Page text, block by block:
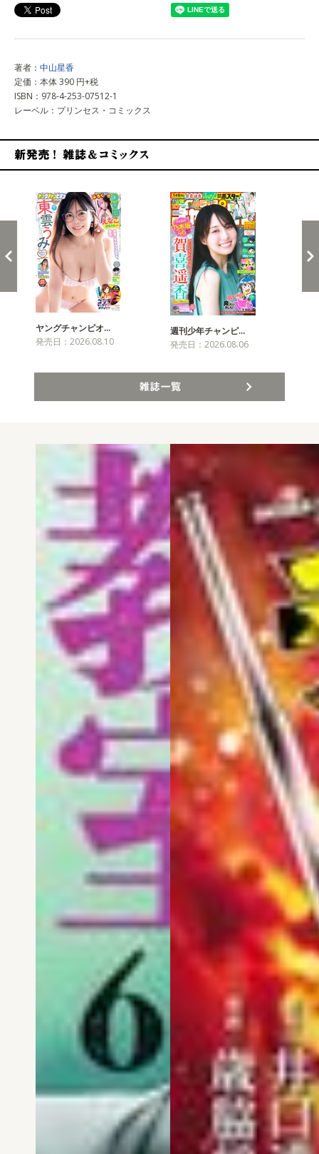
著者： 中山星香
定価：本体 390 円+税
ISBN：978-4-253-07512-1
レーベル：プリンセス・コミックス
ヤングチャンピオ…
発売日：2026.08.10
週刊少年チャンピ…
発売日：2026.08.06